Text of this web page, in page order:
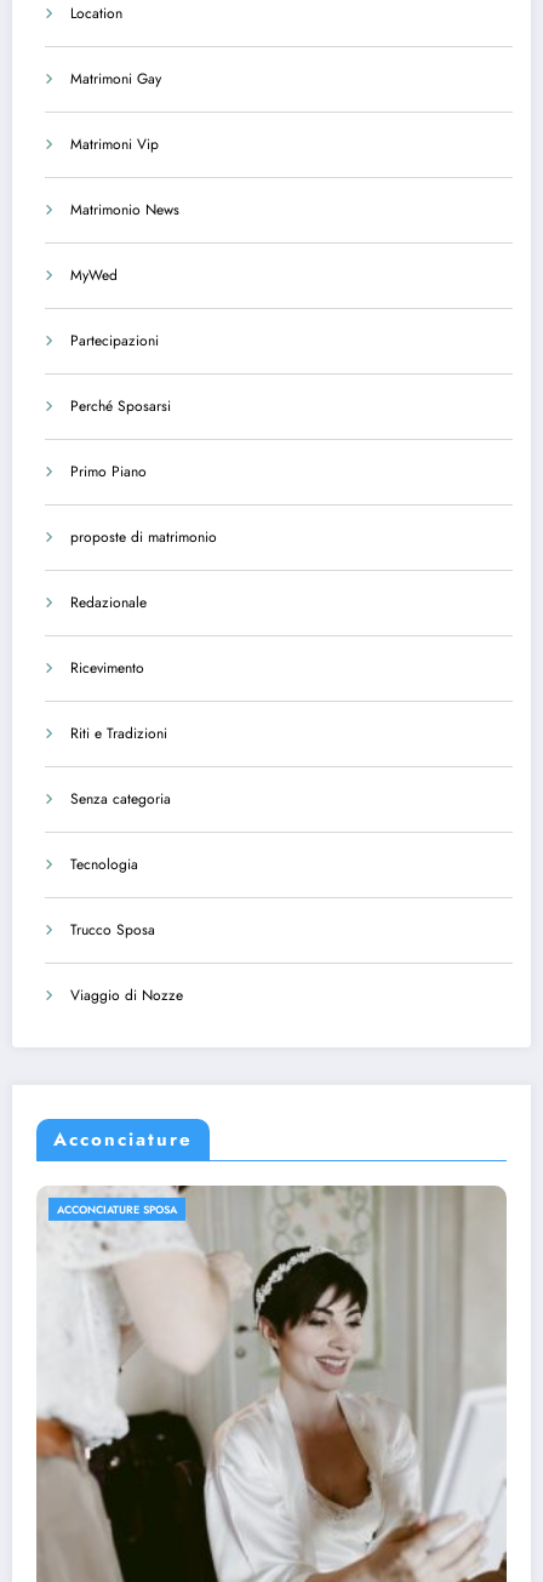
Location
Matrimoni Gay
Matrimoni Vip
Matrimonio News
MyWed
Partecipazioni
Perché Sposarsi
Primo Piano
proposte di matrimonio
Redazionale
Ricevimento
Riti e Tradizioni
Senza categoria
Tecnologia
Trucco Sposa
Viaggio di Nozze
Acconciature
ACCONCIATURE SPOSA
Le acconciature di tendenza per le spose
2021